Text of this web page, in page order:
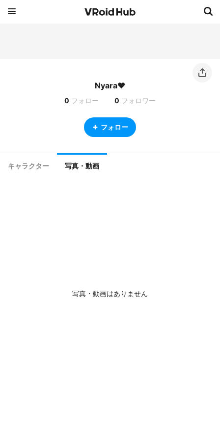
Nyara♥
0 フォロー 0 フォロワー
フォロー
キャラクター 写真・動画
写真・動画はありません